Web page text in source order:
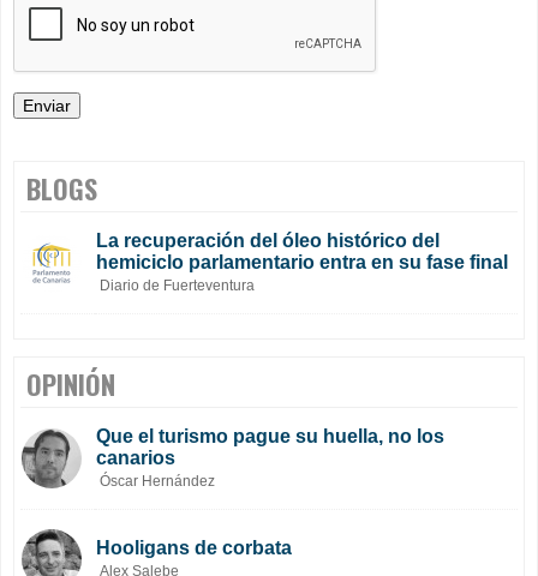
BLOGS
La recuperación del óleo histórico del
hemiciclo parlamentario entra en su fase final
Diario de Fuerteventura
OPINIÓN
Que el turismo pague su huella, no los
canarios
Óscar Hernández
Hooligans de corbata
Alex Salebe